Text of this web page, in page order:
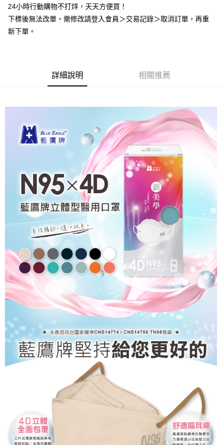
１．簡單：不需註冊會員、不需綁卡、不需儲值。
２．便利：只要手機號碼，簡訊認證，即可結帳。
３．安心：先確認商品／服務後，再付款。
３．收到繳費通知簡訊後14天內，點擊此簡訊中的連結，可透過四大超商／
※ 交易是否成功請以「AFTEE先享後付 」之結帳頁面顯示為準，若有關於
是否繳費成功／繳費後需取消欲退款等相關疑問，請聯繫「AFTEE先享後付
客戶支援中心」https://netprotections.freshdesk.com/support/home
１．透過由恩沛科技股份有限公司提供之「AFTEE先享後付」服務完成之交
易，需依本服務之必要範圍內提供個人資料，並將交易相關給付款項請求債
權轉讓予恩沛科技股份有限公司。
２．關於個人資料處理事宜，請瀏覽以下網址：
https://aftee.tw/terms/#terms3
３．未成年的使用者請事先徵得法定代理人或監護人之同意方可使用
「AFTEE先享後付」，若未經同意申辦者引起之損失，本公司不負相關責
任。
４．使用「AFTEE先享後付」時，將依據個別帳號之用戶狀況，依本公司即
時審查核予不同之上限額度；若仍有額度不足之情形，本公司將視審查結果
請求用戶進行身份認證。
５．嚴禁一人註冊多個帳號或使用他人資訊註冊。若發現惡意使用之情形，
恩沛科技股份有限公司將有權停止該用戶之使用額度並採取法律行動。
運送方式
全家取貨付款
每筆NT$60，滿NT$2,000(含以上)免運費
7-11取貨付款
每筆NT$60，滿NT$2,000(含以上)免運費
一般地區宅配<如偏遠地區會員請勿選擇一般宅配，請點選其他選項
每筆NT$90，滿NT$2,000(含以上)免運費
🚚偏遠地區宅配<請務必選擇此配送方式，偏遠地區可參照『首頁→
會員需知→偏遠地區配送事項』
每筆NT$120
🚢離島配送
每筆NT$250
24小時行動購物不打烊，天天方便買！
下標後無法改單，需修改請登入會員＞交易記錄＞取消訂單，再重
新下單。
詳細說明 相關推薦